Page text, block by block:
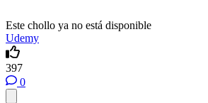
Este chollo ya no está disponible
Udemy
397
0